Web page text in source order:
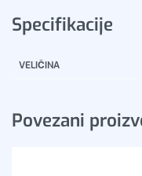
Specifikacije
VELIČINA
Povezani